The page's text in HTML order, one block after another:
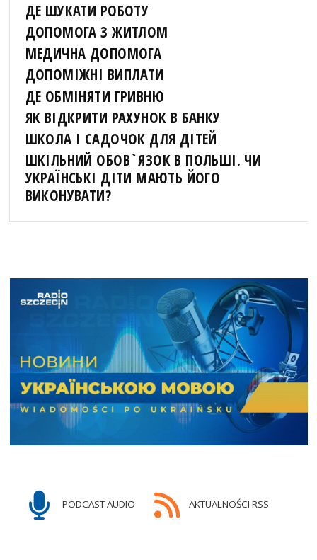
ДЕ ШУКАТИ РОБОТУ
ДОПОМОГА З ЖИТЛОМ
МЕДИЧНА ДОПОМОГА
ДОПОМІЖНІ ВИПЛАТИ
ДЕ ОБМІНЯТИ ГРИВНЮ
ЯК ВІДКРИТИ РАХУНОК В БАНКУ
ШКОЛА І САДОЧОК ДЛЯ ДІТЕЙ
ШКІЛЬНИЙ ОБОВ`ЯЗОК В ПОЛЬШІ. ЧИ
УКРАЇНСЬКІ ДІТИ МАЮТЬ ЙОГО
ВИКОНУВАТИ?
PODCAST AUDIO AKTUALNOŚCI RSS